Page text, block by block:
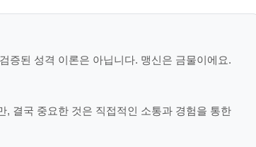
증된 성격 이론은 아닙니다. 맹신은 금물이에요.
결국 중요한 것은 직접적인 소통과 경험을 통한